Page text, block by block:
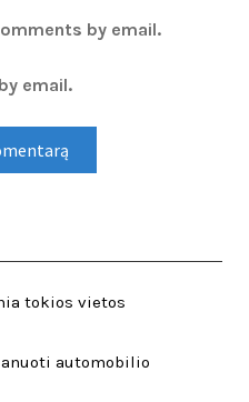
by email.
email.
tokios vietos
automobilio